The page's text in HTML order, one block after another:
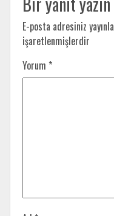
E-posta adresiniz
işaretlenmişlerdir
Yorum *